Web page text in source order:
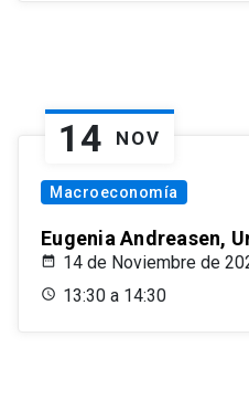
14 NOV
Macroeconomía
Eugenia Andreasen,
14 de Noviembre de
13:30 a 14:30